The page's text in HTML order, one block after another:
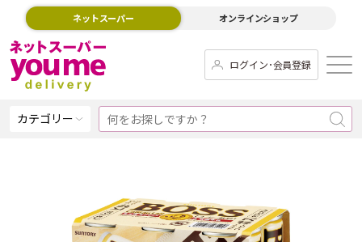
ネットスーパー オンラインショップ
ログイン･会員登録
カテゴリー